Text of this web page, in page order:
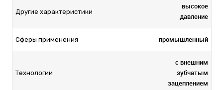
Другие характеристики
высокое
давление
Сферы применения промышленный
Технологии
с внешним
зубчатым
зацеплением